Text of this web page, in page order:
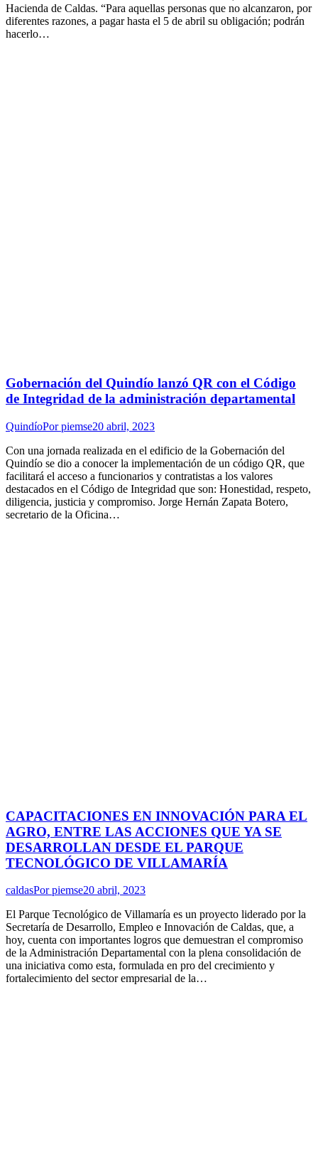
Hacienda de Caldas. “Para aquellas personas que no alcanzaron, por
diferentes razones, a pagar hasta el 5 de abril su obligación; podrán
hacerlo…
Gobernación del Quindío lanzó QR con el Código
de Integridad de la administración departamental
QuindíoPorpiemse20 abril, 2023
Con una jornada realizada en el edificio de la Gobernación del
Quindío se dio a conocer la implementación de un código QR, que
facilitará el acceso a funcionarios y contratistas a los valores
destacados en el Código de Integridad que son: Honestidad, respeto,
diligencia, justicia y compromiso. Jorge Hernán Zapata Botero,
secretario de la Oficina…
CAPACITACIONES EN INNOVACIÓN PARA EL
AGRO, ENTRE LAS ACCIONES QUE YA SE
DESARROLLAN DESDE EL PARQUE
TECNOLÓGICO DE VILLAMARÍA
caldasPorpiemse20 abril, 2023
El Parque Tecnológico de Villamaría es un proyecto liderado por la
Secretaría de Desarrollo, Empleo e Innovación de Caldas, que, a
hoy, cuenta con importantes logros que demuestran el compromiso
de la Administración Departamental con la plena consolidación de
una iniciativa como esta, formulada en pro del crecimiento y
fortalecimiento del sector empresarial de la…